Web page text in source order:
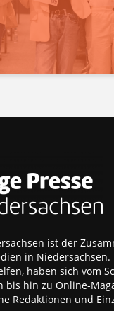
ist der
in Niedersachsen.
haben sich vom
bis hin zu Online-
Redaktionen und